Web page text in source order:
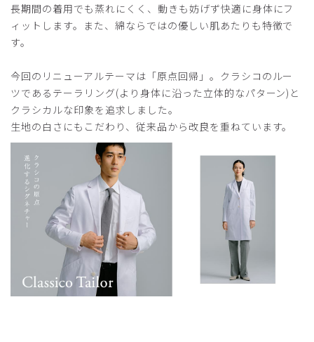
長期間の着用でも蒸れにくく、動きも妨げず快適に身体にフ
ィットします。また、綿ならではの優しい肌あたりも特徴で
す。
今回のリニューアルテーマは「原点回帰」。クラシコのルー
ツであるテーラリング(より身体に沿った立体的なパターン)と
クラシカルな印象を追求しました。
生地の白さにもこだわり、従来品から改良を重ねています。